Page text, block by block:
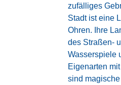
zufälliges
Stadt ist eine
Ohren. Ihre
des Straßen-
Wasserspiele
Eigenarten
sind